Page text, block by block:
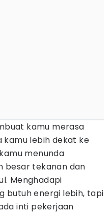
kamu merasa
lebih dekat ke
menunda
besar tekanan dan
Menghadapi
butuh energi lebih, tapi
inti pekerjaan